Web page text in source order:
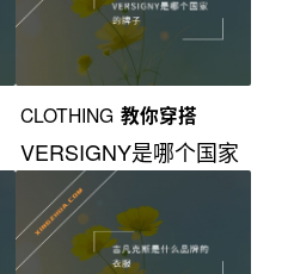
CLOTHING 教你穿搭
VERSIGNY是哪个国家
的牌子？